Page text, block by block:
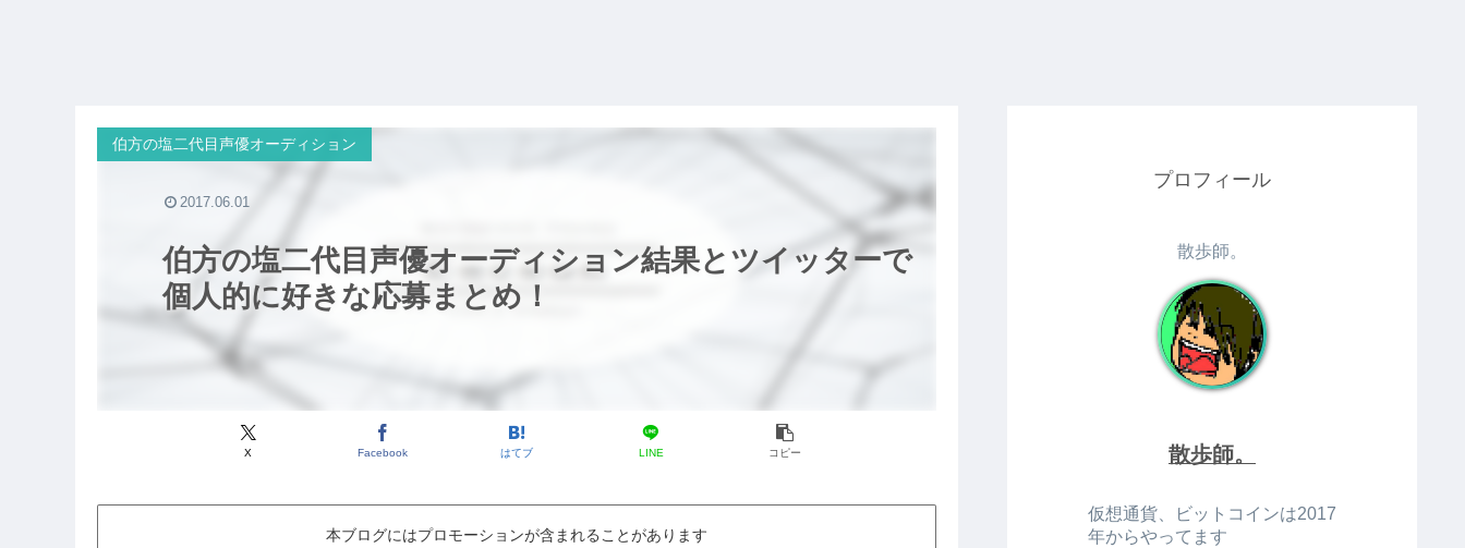
伯方の塩二代目声優オーディション結果とツイッターで
個人的に好きな応募まとめ！
伯方の塩二代目声優オーディション
X Facebook はてブ LINE コピー
2017.06.01
本ブログにはプロモーションが含まれることがあります
プロフィール
散歩師。
散歩師。
仮想通貨、ビットコインは2017
年からやってます